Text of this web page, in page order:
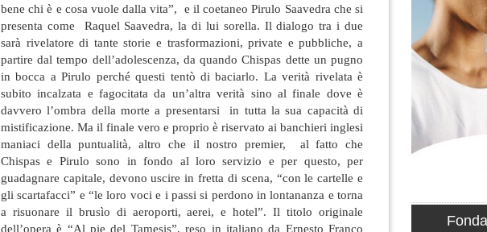
bene chi è e cosa vuole dalla vita”, e il coetaneo Pirulo Saavedra che si
presenta come Raquel Saavedra, la di lui sorella. Il dialogo tra i due
sarà rivelatore di tante storie e trasformazioni, private e pubbliche, a
partire dal tempo dell’adolescenza, da quando Chispas dette un pugno
in bocca a Pirulo perché questi tentò di baciarlo. La verità rivelata è
subito incalzata e fagocitata da un’altra verità sino al finale dove è
davvero l’ombra della morte a presentarsi in tutta la sua capacità di
mistificazione. Ma il finale vero e proprio è riservato ai banchieri inglesi
maniaci della puntualità, altro che il nostro premier, al fatto che
Chispas e Pirulo sono in fondo al loro servizio e per questo, per
guadagnare capitale, devono uscire in fretta di scena, “con le cartelle e
gli scartafacci” e “le loro voci e i passi si perdono in lontananza e torna
a risuonare il brusìo di aeroporti, aerei, e hotel”. Il titolo originale
dell’opera è “Al pie del Tamesis”, reso in italiano da Ernesto Franco